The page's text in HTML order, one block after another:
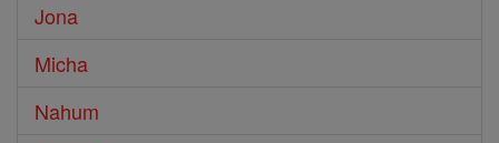
Jona
Micha
Nahum